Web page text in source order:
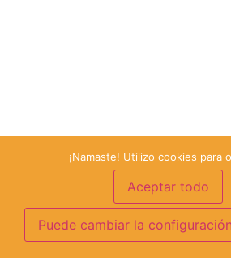
¡Namaste! Utilizo cookies para
Aceptar todo
Puede cambiar la